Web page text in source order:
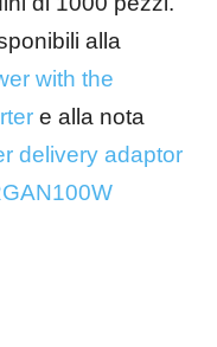
alla
with the
e alla nota
delivery adaptor